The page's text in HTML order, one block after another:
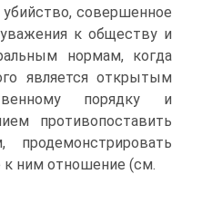
совершенное
к обществу и
нормам, когда
является открытым
порядку и
противопоставить
к ним отношение (см.